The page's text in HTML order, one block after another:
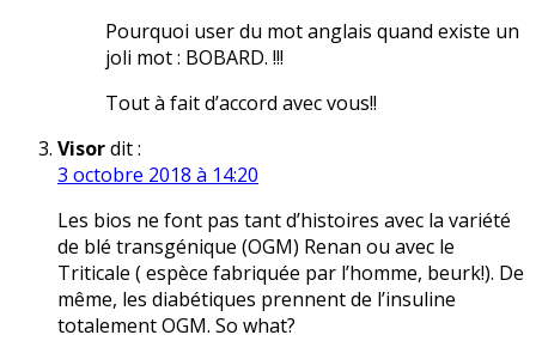
Pourquoi user du mot anglais quand existe un
joli mot : BOBARD. !!!
Tout à fait d’accord avec vous!!
Visordit :
3 octobre 2018 à 14:20
Les bios ne font pas tant d’histoires avec la variété
de blé transgénique (OGM) Renan ou avec le
Triticale ( espèce fabriquée par l’homme, beurk!). De
même, les diabétiques prennent de l’insuline
totalement OGM. So what?